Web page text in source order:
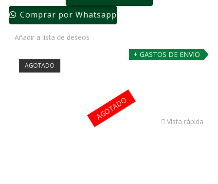
Comprar por Whatsapp
Añadir a lista de deseos
+ GASTOS DE ENVIO
AGOTADO
Vista rápida
AGOTADO